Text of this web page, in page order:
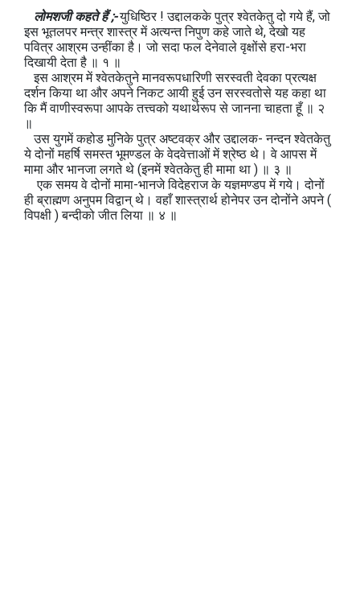
लोमशजी कहते हैं ;-युधिष्ठिर ! उद्दालकके पुत्र श्वेतकेतु दो गये हैं, जो
इस भूतलपर मन्त्र शास्त्र में अत्यन्त निपुण कहे जाते थे, देखो यह
पवित्र आश्रम उन्हींका है। जो सदा फल देनेवाले वृक्षोंसे हरा-भरा
दिखायी देता है ॥ १ ॥
इस आश्रम में श्वेतकेतुने मानवरूपधारिणी सरस्वती देवका प्रत्यक्ष
दर्शन किया था और अपने निकट आयी हुई उन सरस्वतोसे यह कहा था
कि मैं वाणीस्वरूपा आपके तत्त्वको यथार्थरूप से जानना चाहता हूँ ॥ २
॥
उस युगमें कहोड मुनिके पुत्र अष्टवक्र और उद्दालक- नन्दन श्वेतकेतु
ये दोनों महर्षि समस्त भूमण्डल के वेदवेत्ताओं में श्रेष्ठ थे। वे आपस में
मामा और भानजा लगते थे (इनमें श्वेतकेतु ही मामा था ) ॥ ३ ॥
एक समय वे दोनों मामा-भानजे विदेहराज के यज्ञमण्डप में गये। दोनों
ही ब्राह्मण अनुपम विद्वान् थे। वहाँ शास्त्रार्थ होनेपर उन दोनोंने अपने (
विपक्षी ) बन्दीको जीत लिया ॥ ४ ॥